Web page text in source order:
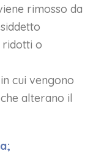
rimosso da
ridotti o
cui vengono
alterano il